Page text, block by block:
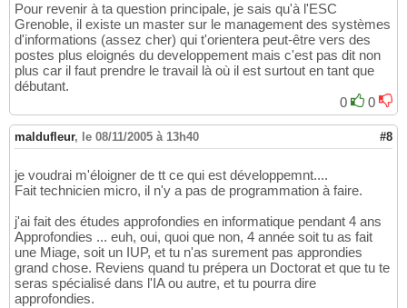
Pour revenir à ta question principale, je sais qu'à l'ESC
Grenoble, il existe un master sur le management des systèmes
d'informations (assez cher) qui t'orientera peut-être vers des
postes plus eloignés du developpement mais c'est pas dit non
plus car il faut prendre le travail là où il est surtout en tant que
débutant.
0
0
maldufleur, le 08/11/2005 à 13h40 #8
je voudrai m'éloigner de tt ce qui est développemnt....
Fait technicien micro, il n'y a pas de programmation à faire.
j'ai fait des études approfondies en informatique pendant 4 ans
Approfondies ... euh, oui, quoi que non, 4 année soit tu as fait
une Miage, soit un IUP, et tu n'as surement pas approndies
grand chose. Reviens quand tu prépera un Doctorat et que tu te
seras spécialisé dans l'IA ou autre, et tu pourra dire
approfondies.